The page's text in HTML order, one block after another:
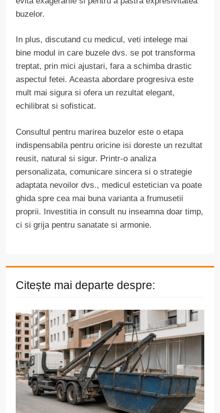
buzelor.
In plus, discutand cu medicul, veti intelege mai
bine modul in care buzele dvs. se pot transforma
treptat, prin mici ajustari, fara a schimba drastic
aspectul fetei. Aceasta abordare progresiva este
mult mai sigura si ofera un rezultat elegant,
echilibrat si sofisticat.
Consultul pentru marirea buzelor este o etapa
indispensabila pentru oricine isi doreste un rezultat
reusit, natural si sigur. Printr-o analiza
personalizata, comunicare sincera si o strategie
adaptata nevoilor dvs., medicul estetician va poate
ghida spre cea mai buna varianta a frumusetii
proprii. Investitia in consult nu inseamna doar timp,
ci si grija pentru sanatate si armonie.
Citește mai departe despre: